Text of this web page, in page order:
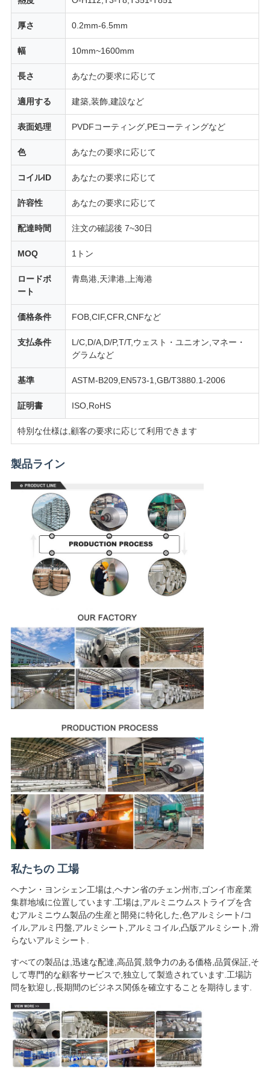
厚さ 0.2mm-6.5mm
幅 10mm~1600mm
長さ あなたの要求に応じて
適用する 建築,装飾,建設など
表面処理 PVDFコーティング,PEコーティングなど
色 あなたの要求に応じて
コイルID あなたの要求に応じて
許容性 あなたの要求に応じて
配達時間 注文の確認後 7~30日
MOQ 1トン
ロードポ
ート
青島港,天津港,上海港
価格条件 FOB,CIF,CFR,CNFなど
支払条件
L/C,D/A,D/P,T/T,ウェスト・ユニオン,マネー・
グラムなど
基準 ASTM-B209,EN573-1,GB/T3880.1-2006
証明書 ISO,RoHS
特別な仕様は,顧客の要求に応じて利用できます
製品ライン
私たちの 工場
ヘナン・ヨンシェン工場は,ヘナン省のチェン州市,ゴンイ市産業
集群地域に位置しています.工場は,アルミニウムストライプを含
むアルミニウム製品の生産と開発に特化した,色アルミシート/コ
イル,アルミ円盤,アルミシート,アルミコイル,凸版アルミシート,滑
らないアルミシート.
すべての製品は,迅速な配達,高品質,競争力のある価格,品質保証,そ
して専門的な顧客サービスで,独立して製造されています.工場訪
問を歓迎し,長期間のビジネス関係を確立することを期待します.